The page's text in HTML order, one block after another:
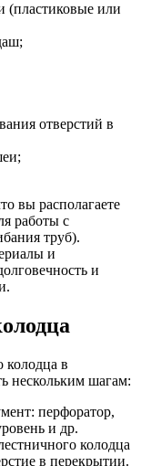
(пластиковые или
отверстий в
вы располагаете
работы с
труб).
и
и
колодца в
нескольким шагам:
перфоратор,
и др.
колодца
в перекрытии.